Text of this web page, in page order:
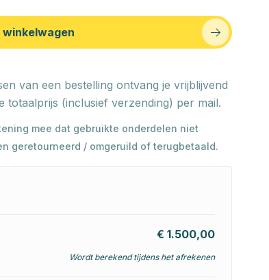
winkelwagen
van een bestelling ontvang je vrijblijvend
totaalprijs (inclusief verzending) per mail.
mee dat gebruikte onderdelen niet
geretourneerd / omgeruild of terugbetaald.
€ 1.500,00
Wordt berekend tijdens het afrekenen